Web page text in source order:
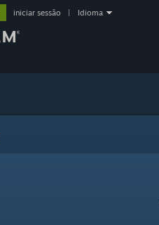
iniciar sessão Idioma